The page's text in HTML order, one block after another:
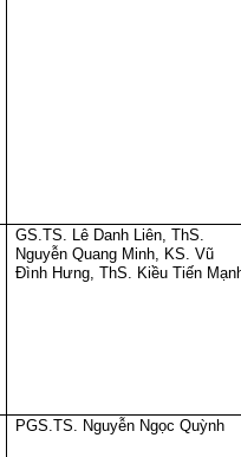
GS.TS. Lê Danh Liên, ThS.
Nguyễn Quang Minh, KS. Vũ
Đình Hưng, ThS. Kiều Tiến
PGS.TS. Nguyễn Ngọc Quỳnh